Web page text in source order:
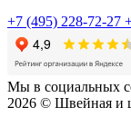
+7 (495) 228-72-27
Мы в социальных
2026 © Швейная и